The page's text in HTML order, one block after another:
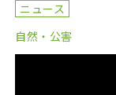
ニュース
自然・公害